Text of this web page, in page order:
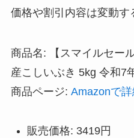
価格や割引内容は変動す
商品名: 【スマイルセー
産こしいぶき 5kg 令和7
商品ページ: Amazonで
販売価格: 3419円